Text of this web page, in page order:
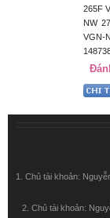
265F
NW
1. Chủ tài khoản:
2. Chủ tài khoản: